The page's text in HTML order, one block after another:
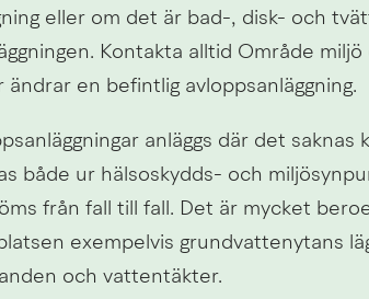
eller om det är bad-, disk- och
Kontakta alltid Område
ändrar en befintlig avloppsanläggning.
anläggs där det saknas
både ur hälsoskydds- och
från fall till fall. Det är mycket
exempelvis grundvattenytans
och vattentäkter.